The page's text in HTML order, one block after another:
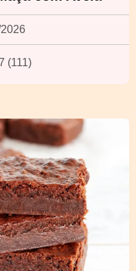
(111)